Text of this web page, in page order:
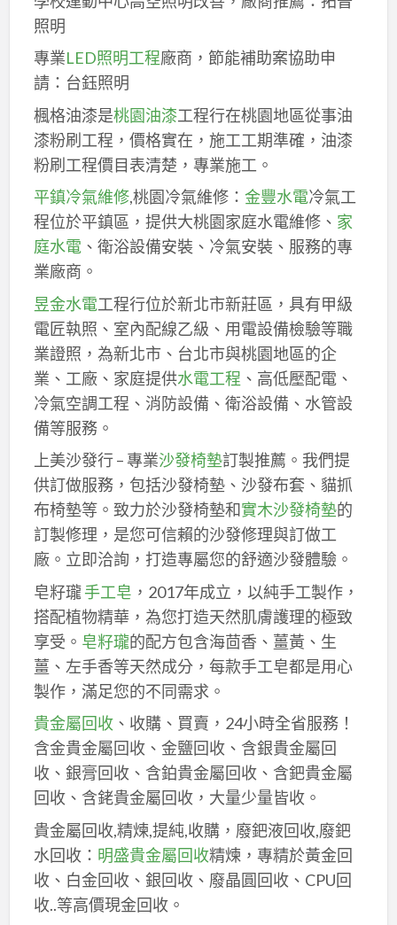
照明
專業LED照明工程廠商，節能補助案協助申
請：台鈺照明
楓格油漆是桃園油漆工程行在桃園地區從事油
漆粉刷工程，價格實在，施工工期準確，油漆
粉刷工程價目表清楚，專業施工。
平鎮冷氣維修,桃園冷氣維修： 金豐水電冷氣工
程位於平鎮區，提供大桃園家庭水電維修、 家
庭水電、衛浴設備安裝、冷氣安裝、服務的專
業廠商。
昱金水電工程行位於新北市新莊區，具有甲級
電匠執照、室內配線乙級、用電設備檢驗等職
業證照，為新北市、台北市與桃園地區的企
業、工廠、家庭提供水電工程 、高低壓配電、
冷氣空調工程、消防設備、衛浴設備、水管設
備等服務。
上美沙發行 – 專業沙發椅墊訂製推薦。我們提
供訂做服務，包括沙發椅墊、沙發布套、貓抓
布椅墊等。致力於沙發椅墊和實木沙發椅墊的
訂製修理，是您可信賴的沙發修理與訂做工
廠。立即洽詢，打造專屬您的舒適沙發體驗。
皂籽瓏手工皂 ，2017年成立，以純手工製作，
搭配植物精華，為您打造天然肌膚護理的極致
享受。 皂籽瓏的配方包含海茴香、薑黃、生
薑、左手香等天然成分，每款手工皂都是用心
製作，滿足您的不同需求。
貴金屬回收、收購、買賣，24小時全省服務！
含金貴金屬回收、金鹽回收、含銀貴金屬回
收、銀膏回收、含鉑貴金屬回收、含鈀貴金屬
回收、含銠貴金屬回收，大量少量皆收。
貴金屬回收,精煉,提純,收購，廢鈀液回收,廢鈀
水回收： 明盛貴金屬回收精煉，專精於黃金回
收、白金回收、銀回收、廢晶圓回收、CPU回
收..等高價現金回收。